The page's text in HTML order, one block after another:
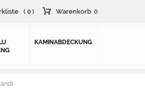
( 0 ) Warenkorb 0
KAMINABDECKUNG